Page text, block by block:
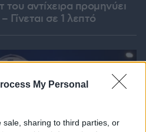
My Personal
sale, sharing to third parties, or
αντίχειρα προμηνύει
Γίνεται σε 1 λεπτό